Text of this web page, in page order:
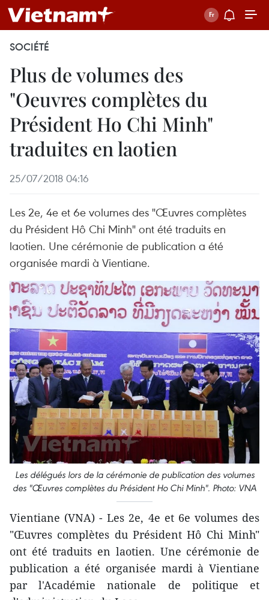
SOCIÉTÉ
Plus de volumes des
"Oeuvres complètes du
Président Ho Chi Minh"
traduites en laotien
25/07/2018 04:16
Les 2e, 4e et 6e volumes des "Œuvres complètes
du Président Hô Chi Minh" ont été traduits en
laotien. Une cérémonie de publication a été
organisée mardi à Vientiane.
Les délégués lors de la cérémonie de publication des volumes
des "Œuvres complètes du Président Ho Chi Minh". Photo: VNA
Vientiane (VNA) - Les 2e, 4e et 6e volumes des
"Œuvres complètes du Président Hô Chi Minh"
ont été traduits en laotien. Une cérémonie de
publication a été organisée mardi à Vientiane
par l'Académie nationale de politique et